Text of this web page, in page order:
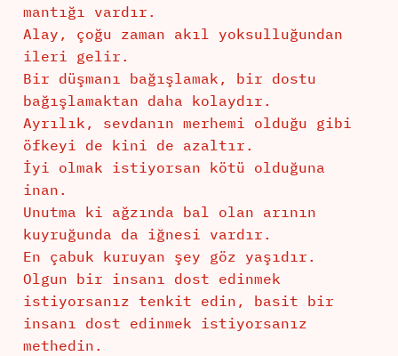
mantığı vardır.
Alay, çoğu zaman akıl yoksulluğundan
ileri gelir.
Bir düşmanı bağışlamak, bir dostu
bağışlamaktan daha kolaydır.
Ayrılık, sevdanın merhemi olduğu gibi
öfkeyi de kini de azaltır.
İyi olmak istiyorsan kötü olduğuna
inan.
Unutma ki ağzında bal olan arının
kuyruğunda da iğnesi vardır.
En çabuk kuruyan şey göz yaşıdır.
Olgun bir insanı dost edinmek
istiyorsanız tenkit edin, basit bir
insanı dost edinmek istiyorsanız
methedin.